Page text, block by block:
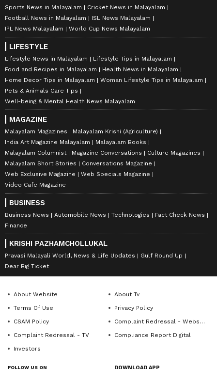
Sports News in Malayalam
Cricket News in Malayalam
Football News in Malayalam
ISL News Malayalam
IPL News Malayalam
World Cup News Malayalam
LIFESTYLE
Lifestyle News in Malayalam
Lifestyle Tips in Malayalam
Food and Recipes in Malayalam
Health News in Malayalam
Home Decor Tips in Malayalam
Woman Lifestyle Tips in Malayalam
Pets & Animals Care Tips
Well-being & Mental Health News Malayalam
MAGAZINE
Malayalam Magazines
Malayalam Krishi (Agriculture)
India Art Magazine Malayalam
Malayalam Books
Malayalam Columnist
Magazine Conversations
Culture Magazines
Malayalam Short Stories
Conversations Magazine
Web Exclusive Magazine
Web Specials Magazine
Video Cafe Magazine
BUSINESS
Business News Automobile News Technologies
Fact Check News
Finance
KRISHI PAZHAMCHOLLUKAL
Pravasi Malayali World, News & Life Updates
Gulf Round Up
Dear Big Ticket
About Website
About Tv
Terms Of Use
Privacy Policy
CSAM Policy
Complaint Redressal - Website
Complaint Redressal - TV
Compliance Report Digital
Investors
FOLLOW US ON DOWNLOAD APP